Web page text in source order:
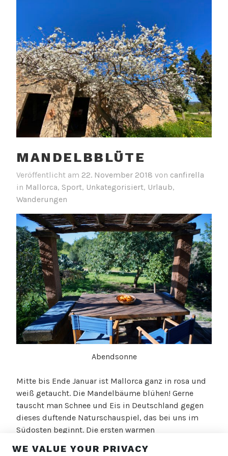
MANDELBBLÜTE
Veröffentlicht am 22. November 2018 von canfirella
in Mallorca, Sport, Unkategorisiert, Urlaub,
Wanderungen
Abendsonne
Mitte bis Ende Januar ist Mallorca ganz in rosa und
weiß getaucht. Die Mandelbäume blühen! Gerne
tauscht man Schnee und Eis in Deutschland gegen
dieses duftende Naturschauspiel, das bei uns im
Südosten beginnt. Die ersten warmen
Blütenpracht zu genießen. Bis Anfang März dauert
WE VALUE YOUR PRIVACY